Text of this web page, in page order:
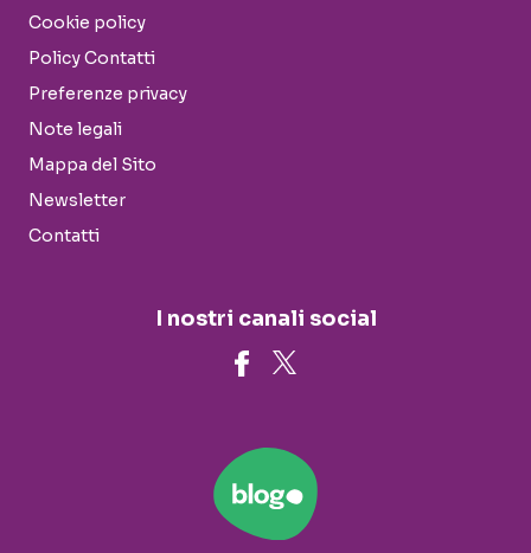
Cookie policy
Policy Contatti
Preferenze privacy
Note legali
Mappa del Sito
Newsletter
Contatti
I nostri canali social